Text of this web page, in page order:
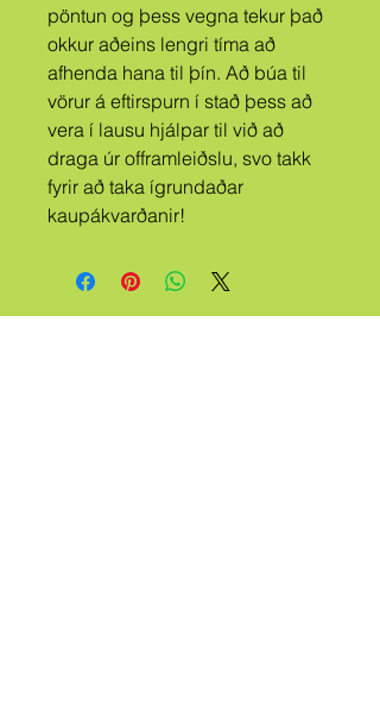
pöntun og þess vegna tekur það
okkur aðeins lengri tíma að
afhenda hana til þín. Að búa til
vörur á eftirspurn í stað þess að
vera í lausu hjálpar til við að
draga úr offramleiðslu, svo takk
fyrir að taka ígrundaðar
kaupákvarðanir!